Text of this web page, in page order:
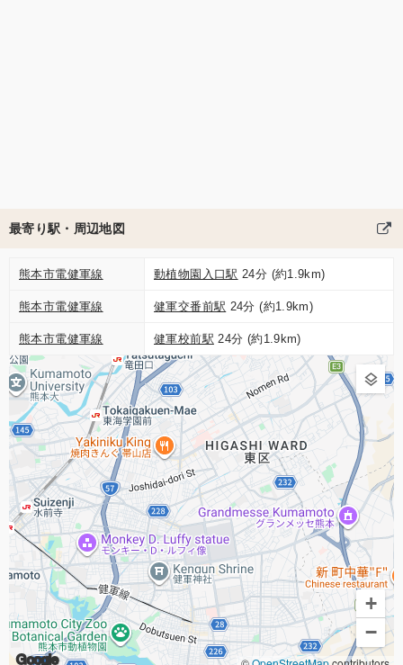
最寄り駅・周辺地図
熊本市電健軍線 動植物園入口駅 24分 (約1.9km)
熊本市電健軍線 健軍交番前駅 24分 (約1.9km)
熊本市電健軍線 健軍校前駅 24分 (約1.9km)
Google
+
−